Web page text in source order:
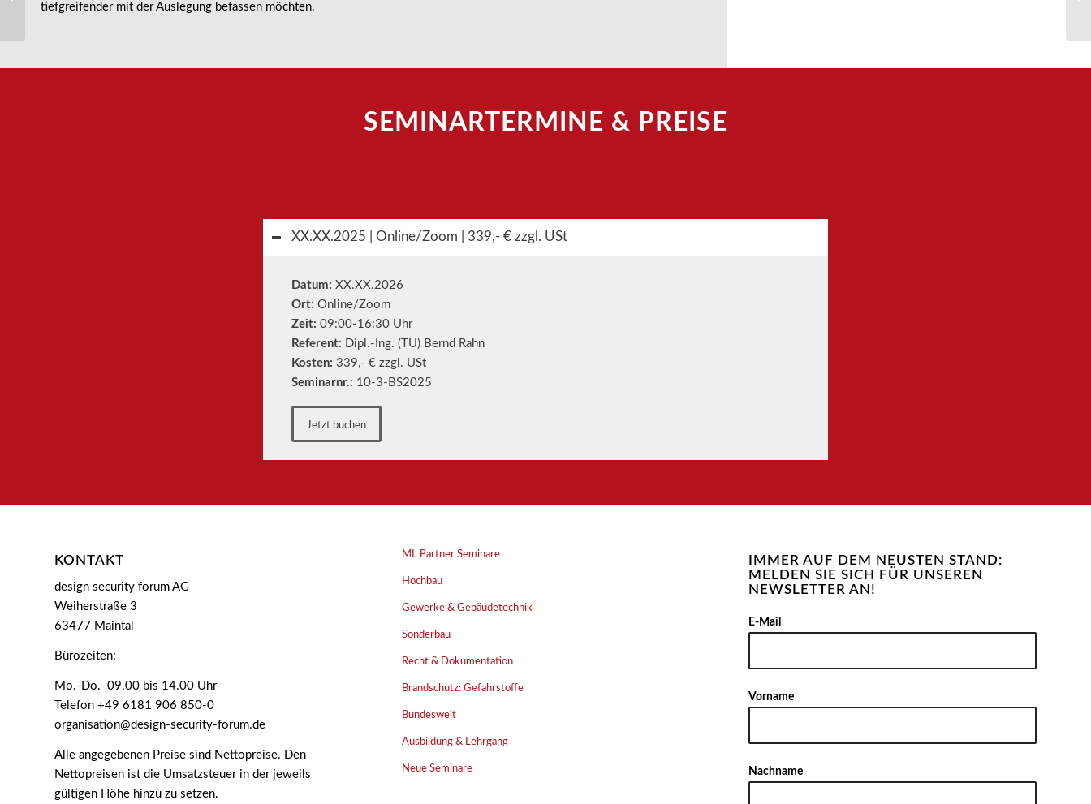
tiefgreifender mit der Auslegung befassen möchten.
SEMINARTERMINE & PREISE
XX.XX.2025 | Online/Zoom | 339,- € zzgl. USt
Datum: XX.XX.2026
Ort: Online/Zoom
Zeit: 09:00-16:30 Uhr
Referent: Dipl.-Ing. (TU) Bernd Rahn
Kosten: 339,- € zzgl. USt
Seminarnr.: 10-3-BS2025
Jetzt buchen
KONTAKT
design security forum AG
Weiherstraße 3
63477 Maintal
Bürozeiten:
Mo.-Do. 09.00 bis 14.00 Uhr
Telefon +49 6181 906 850-0
organisation@design-security-forum.de
Alle angegebenen Preise sind Nettopreise. Den
Nettopreisen ist die Umsatzsteuer in der jeweils
gültigen Höhe hinzu zu setzen.
ML Partner Seminare
Hochbau
Gewerke & Gebäudetechnik
Sonderbau
Recht & Dokumentation
Brandschutz: Gefahrstoffe
Bundesweit
Ausbildung & Lehrgang
Neue Seminare
IMMER AUF DEM NEUSTEN STAND:
MELDEN SIE SICH FÜR UNSEREN
NEWSLETTER AN!
E-Mail
Vorname
Nachname
Hochhausrichtlinie und
/ Tiberius